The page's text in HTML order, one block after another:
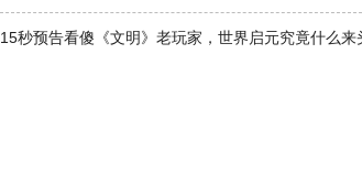
15秒预告看傻《文明》老玩家，世界启元究竟什么来